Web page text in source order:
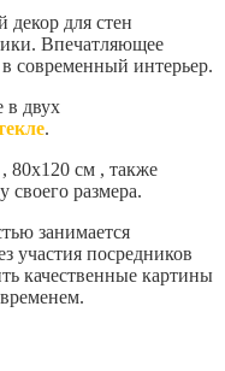
декор для стен
Впечатляющее
современный интерьер.
в двух
.
80х120 см , также
своего размера.
занимается
участия посредников
качественные картины